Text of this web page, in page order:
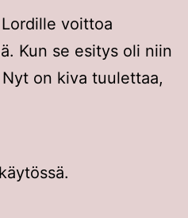
voittoa
Kun se esitys oli niin
on kiva tuulettaa,